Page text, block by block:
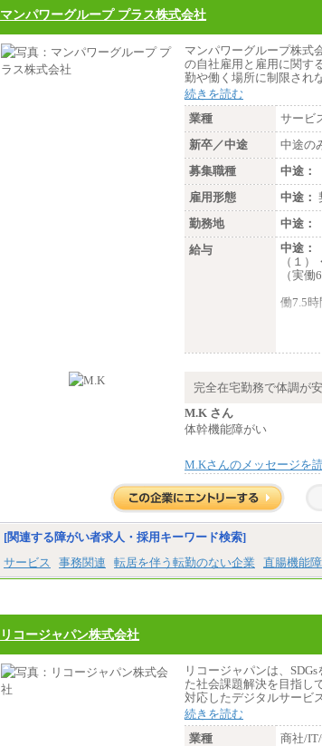
マンパワーグループ プラス株式会社
マンパワーグループ株式
の自社雇用と雇用に関す
勤や働く場所に制限され
続きを読む
業種
サービ
新卒／中途
中途の
募集職種
中途：
雇用形態
中途：
勤務地
中途：
給与
中途：
（１
（実働
月
働7.5時
（３
（５）
時給
※基本
※全て
更はご
完全在宅勤務で体調が
M.K さん
体幹機能障がい
M.Kさんのメッセージを
[関連する障がい者求人・採用キーワード検索]
サービス
事務関連 転居を伴う転勤のない企業 直腸機能
リコージャパン株式会社
リコージャパンは、
た社会課題解決を目指し
対応したデジタルサービ
続きを読む
業種
商社/